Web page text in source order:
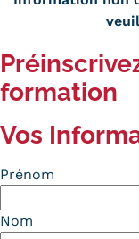
formation
Vos
Prénom
Nom